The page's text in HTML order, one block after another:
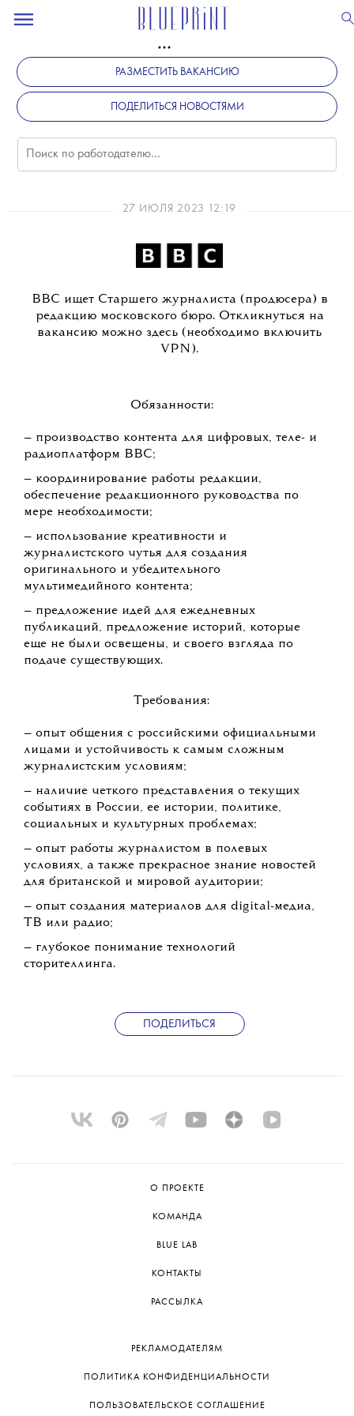
РАЗМЕСТИТЬ ВАКАНСИЮ
ПОДЕЛИТЬСЯ НОВОСТЯМИ
27 ИЮЛЯ 2023 12:19
BBC ищет Старшего журналиста (продюсера) в
редакцию московского бюро. Откликнуться на
вакансию можно здесь (необходимо включить
VPN).
Обязанности:
— производство контента для цифровых, теле- и
радиоплатформ BBC;
— координирование работы редакции,
обеспечение редакционного руководства по
мере необходимости;
— использование креативности и
журналистского чутья для создания
оригинального и убедительного
мультимедийного контента;
— предложение идей для ежедневных
публикаций, предложение историй, которые
еще не были освещены, и своего взгляда по
подаче существующих.
Требования:
— опыт общения с российскими официальными
лицами и устойчивость к самым сложным
журналистским условиям;
— наличие четкого представления о текущих
событиях в России, ее истории, политике,
социальных и культурных проблемах;
— опыт работы журналистом в полевых
условиях, а также прекрасное знание новостей
для британской и мировой аудитории;
— опыт создания материалов для digital-медиа,
ТВ или радио;
— глубокое понимание технологий
сторителлинга.
ПОДЕЛИТЬСЯ
О ПРОЕКТЕ
КОМАНДА
BLUE LAB
КОНТАКТЫ
РАССЫЛКА
РЕКЛАМОДАТЕЛЯМ
ПОЛИТИКА КОНФИДЕНЦИАЛЬНОСТИ
ПОЛЬЗОВАТЕЛЬСКОЕ СОГЛАШЕНИЕ